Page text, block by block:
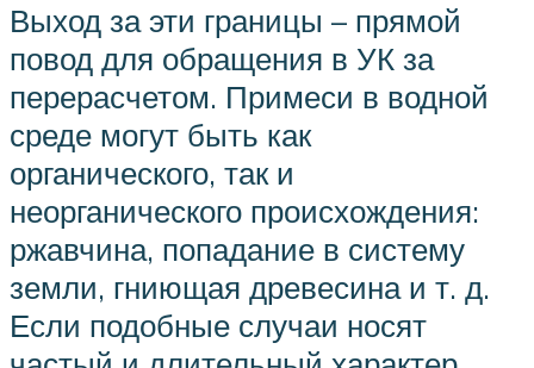
Выход за эти границы – прямой
повод для обращения в УК за
перерасчетом. Примеси в водной
среде могут быть как
органического, так и
неорганического происхождения:
ржавчина, попадание в систему
земли, гниющая древесина и т. д.
Если подобные случаи носят